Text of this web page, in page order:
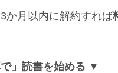
か月以内に解約すれば
」読書を始める ▼